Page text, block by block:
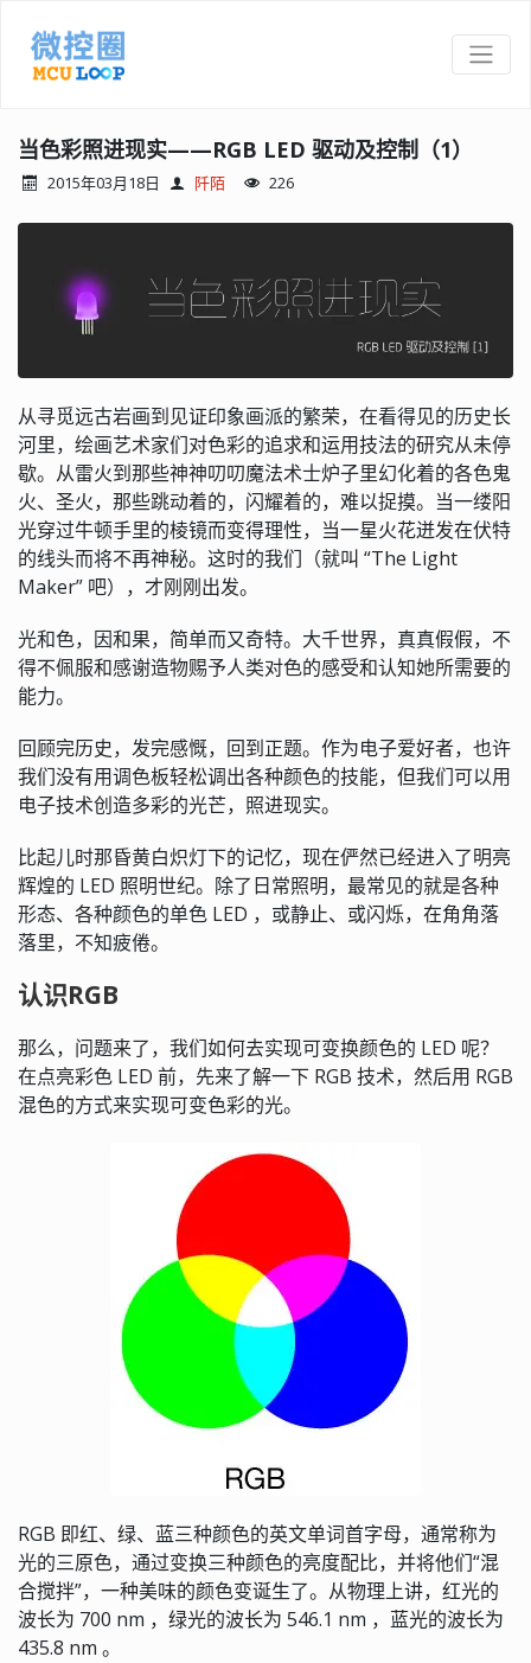
当色彩照进现实——RGB LED 驱动及控制（1）
2015年03月18日 阡陌 226
从寻觅远古岩画到见证印象画派的繁荣，在看得见的历史长
河里，绘画艺术家们对色彩的追求和运用技法的研究从未停
歇。从雷火到那些神神叨叨魔法术士炉子里幻化着的各色鬼
火、圣火，那些跳动着的，闪耀着的，难以捉摸。当一缕阳
光穿过牛顿手里的棱镜而变得理性，当一星火花迸发在伏特
的线头而将不再神秘。这时的我们（就叫 “The Light
Maker” 吧），才刚刚出发。
光和色，因和果，简单而又奇特。大千世界，真真假假，不
得不佩服和感谢造物赐予人类对色的感受和认知她所需要的
能力。
回顾完历史，发完感慨，回到正题。作为电子爱好者，也许
我们没有用调色板轻松调出各种颜色的技能，但我们可以用
电子技术创造多彩的光芒，照进现实。
比起儿时那昏黄白炽灯下的记忆，现在俨然已经进入了明亮
辉煌的 LED 照明世纪。除了日常照明，最常见的就是各种
形态、各种颜色的单色 LED ，或静止、或闪烁，在角角落
落里，不知疲倦。
认识RGB
那么，问题来了，我们如何去实现可变换颜色的 LED 呢？
在点亮彩色 LED 前，先来了解一下 RGB 技术，然后用 RGB
混色的方式来实现可变色彩的光。
RGB 即红、绿、蓝三种颜色的英文单词首字母，通常称为
光的三原色，通过变换三种颜色的亮度配比，并将他们“混
合搅拌”，一种美味的颜色变诞生了。从物理上讲，红光的
波长为 700 nm ，绿光的波长为 546.1 nm ，蓝光的波长为
435.8 nm 。